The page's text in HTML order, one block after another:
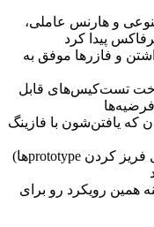
و هارنس عاملی،
پیدا کرد
و فازرها موفق به
تست‌کیس‌های قابل
فرضیه‌ها
که یافتن‌شون با فازینگ
فریز کردن prototype‌ها)
همین رویکرد رو برای